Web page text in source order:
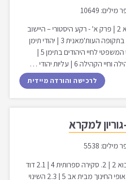
תוכן עניינים | מבוא 2 | פרק א' - רקע היסטורי – היישוב
היהודי בתימן 3 | יהודי תימן בתקופה העות'מאנית 3 | יהודי תימן
במאה העשרים 4 | הבסיס המשפטי לחיי היהודים בתימן 5 |
לרכישה והורדה מיידית
למקרא
תוכן עניינים | 1.מבוא 2 | 2. סקירה ספרותית 4 | 2.1 דוד
בן גוריון- רקע כללי 4 | 2.2 אופי החינוך מבית אב 5 | 2.3 השינוי